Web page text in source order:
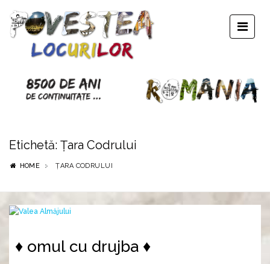
Etichetă: Țara Codrului
HOME ȚARA CODRULUI
♦ omul cu drujba ♦